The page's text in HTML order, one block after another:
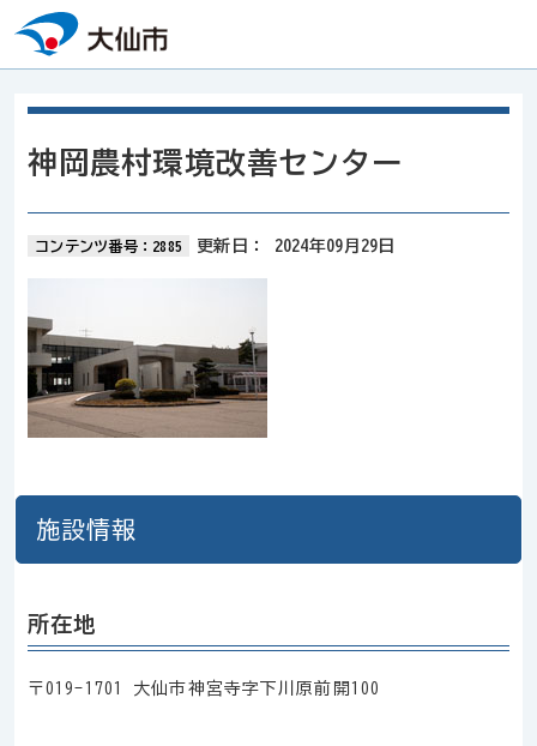
本文へスキップ
神岡農村環境改善センター
コンテンツ番号：2885 更新日： 2024年09月29日
施設情報
所在地
〒019-1701 大仙市神宮寺字下川原前開100